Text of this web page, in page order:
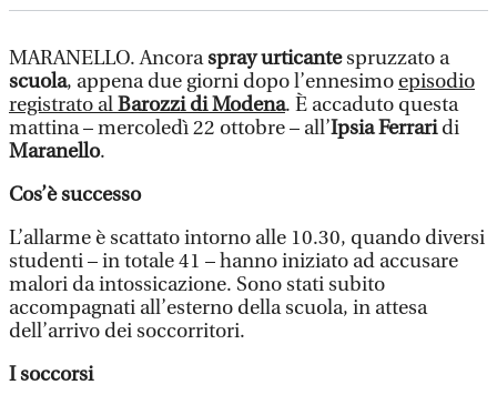
MARANELLO. Ancoraspray urticantespruzzato a
scuola, appena due giorni dopo l’ennesimo episodio
registrato alBarozzi di Modena. È accaduto questa
mattina – mercoledì 22 ottobre – all’Ipsia Ferraridi
Maranello.
Cos’è successo
L’allarme è scattato intorno alle 10.30, quando diversi
studenti – in totale 41 – hanno iniziato ad accusare
malori da intossicazione. Sono stati subito
accompagnati all’esterno della scuola, in attesa
dell’arrivo dei soccorritori.
I soccorsi